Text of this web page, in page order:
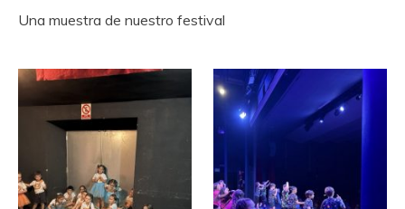
Una muestra de nuestro festival